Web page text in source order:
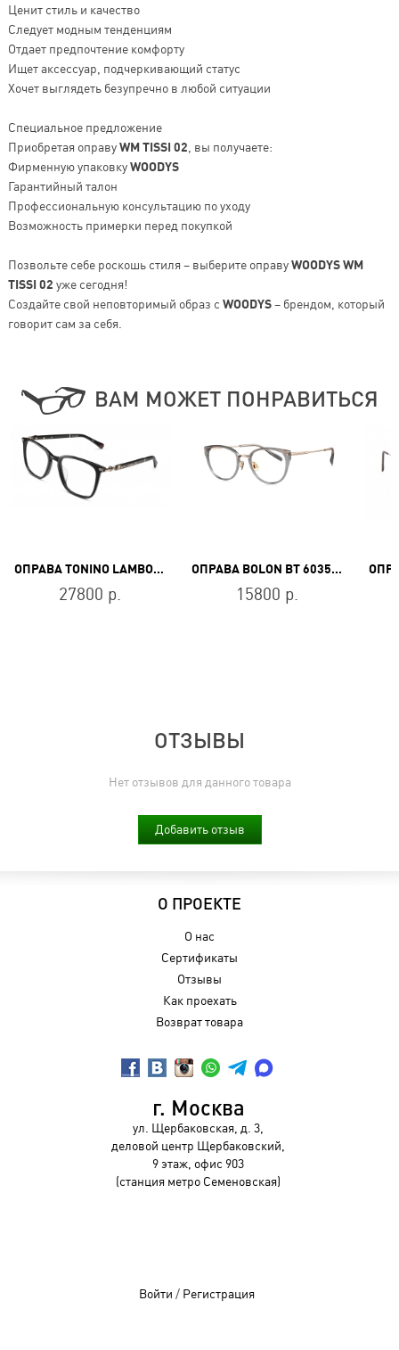
Ценит стиль и качество
Следует модным тенденциям
Отдает предпочтение комфорту
Ищет аксессуар, подчеркивающий статус
Хочет выглядеть безупречно в любой ситуации
Специальное предложение
Приобретая оправуWM TISSI 02 , вы получаете:
Фирменную упаковкуWOODYS
Гарантийный талон
Профессиональную консультацию по уходу
Возможность примерки перед покупкой
Позвольте себе роскошь стиля – выберите оправуWOODYS WM
TISSI 02 уже сегодня!
Создайте свой неповторимый образ с WOODYS– брендом, который
говорит сам за себя.
ВАМ МОЖЕТ ПОНРАВИТЬСЯ
ОПРАВА TONINO LAMBORGHINI TL002-02
27800 р.
ОПРАВА BOLON BT 6035 B13
15800 р.
ОТЗЫВЫ
Нет отзывов для данного товара
Добавить отзыв
О ПРОЕКТЕ
О нас
Сертификаты
Отзывы
Как проехать
Возврат товара
г. Москва
ул. Щербаковская, д. 3,
деловой центр Щербаковский,
9 этаж, офис 903
(станция метро Семеновская)
Войти / Регистрация